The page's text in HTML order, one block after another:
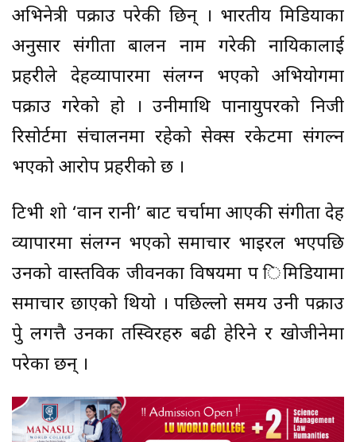
अभिनेत्री पक्राउ परेकी छिन् । भारतीय मिडियाका
अनुसार संगीता बालन नाम गरेकी नायिकालाई
प्रहरीले देहव्यापारमा संलग्न भएको अभियोगमा
पक्राउ गरेको हो । उनीमाथि पानायुपरको निजी
रिसोर्टमा संचालनमा रहेको सेक्स रकेटमा संगल्न
भएको आरोप प्रहरीको छ ।
टिभी शो ‘वान रानी’ बाट चर्चामा आएकी संगीता देह
व्यापारमा संलग्न भएको समाचार भाइरल भएपछि
उनको वास्तविक जीवनका विषयमा प िमिडियामा
समाचार छाएको थियो । पछिल्लो समय उनी पक्राउ
पुे लगत्तै उनका तस्विरहरु बढी हेरिने र खोजीनेमा
परेका छन् ।